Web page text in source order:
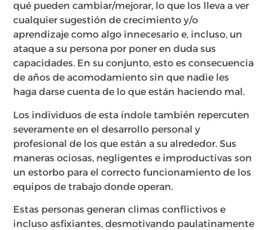
qué pueden cambiar/mejorar, lo que los lleva a ver
cualquier sugestión de crecimiento y/o
aprendizaje como algo innecesario e, incluso, un
ataque a su persona por poner en duda sus
capacidades. En su conjunto, esto es consecuencia
de años de acomodamiento sin que nadie les
haga darse cuenta de lo que están haciendo mal.
Los individuos de esta índole también repercuten
severamente en el desarrollo personal y
profesional de los que están a su alrededor. Sus
maneras ociosas, negligentes e improductivas son
un estorbo para el correcto funcionamiento de los
equipos de trabajo donde operan.
Estas personas generan climas conflictivos e
incluso asfixiantes, desmotivando paulatinamente